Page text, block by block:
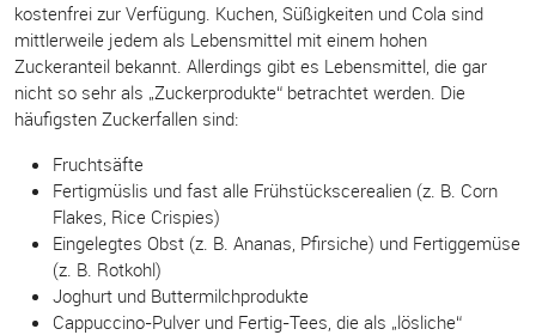
kostenfrei zur Verfügung. Kuchen, Süßigkeiten und Cola sind
mittlerweile jedem als Lebensmittel mit einem hohen
Zuckeranteil bekannt. Allerdings gibt es Lebensmittel, die gar
nicht so sehr als „Zuckerprodukte“ betrachtet werden. Die
häufigsten Zuckerfallen sind:
Fruchtsäfte
Fertigmüslis und fast alle Frühstückscerealien (z. B. Corn
Flakes, Rice Crispies)
Eingelegtes Obst (z. B. Ananas, Pfirsiche) und Fertiggemüse
(z. B. Rotkohl)
Joghurt und Buttermilchprodukte
Cappuccino-Pulver und Fertig-Tees, die als „lösliche“